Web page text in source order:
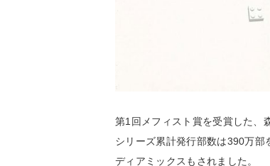
第1回メフィスト賞を受賞した、
シリーズ累計発行部数は390万部
ディアミックスもされました。